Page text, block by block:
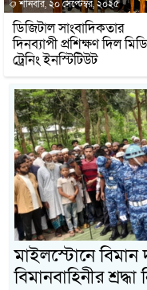
শনিবার, ২০ সেপ্টেম্বর, ২০২৫
ডিজিটাল সাংবাদিকতার
দিনব্যাপী প্রশিক্ষণ দিল
ট্রেনিং ইনস্টিটিউট
মাইলস্টোনে বিমান
বিমানবাহিনীর